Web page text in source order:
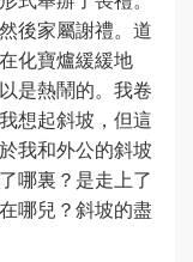
後家屬謝禮。道
化寶爐緩緩地
是熱鬧的。我卷
想起斜坡，但這
我和外公的斜坡
哪裏？是走上了
哪兒？斜坡的盡